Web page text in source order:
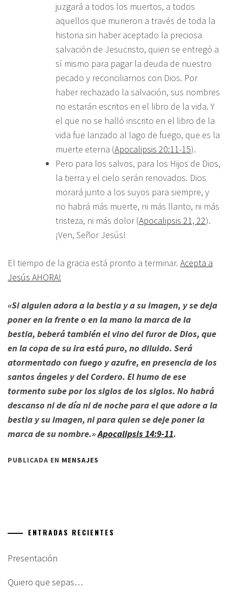
juzgará a todos los muertos, a todos
aquellos que murieron a través de toda la
historia sin haber aceptado la preciosa
salvación de Jesucristo, quien se entregó a
sí mismo para pagar la deuda de nuestro
pecado y reconciliarnos con Dios. Por
haber rechazado la salvación, sus nombres
no estarán escritos en el libro de la vida. Y
el que no se halló inscrito en el libro de la
vida fue lanzado al lago de fuego, que es la
muerte eterna (Apocalipsis 20:11-15).
Pero para los salvos, para los Hijos de Dios,
la tierra y el cielo serán renovados. Dios
morará junto a los suyos para siempre, y
no habrá más muerte, ni más llanto, ni más
tristeza, ni más dolor (Apocalipsis 21, 22).
¡Ven, Señor Jesús!
El tiempo de la gracia está pronto a terminar. Acepta a
Jesús AHORA!
«Si alguien adora a la bestia y a su imagen, y se deja
poner en la frente o en la mano la marca de la
bestia, beberá también el vino del furor de Dios, que
en la copa de su ira está puro, no diluido. Será
atormentado con fuego y azufre, en presencia de los
santos ángeles y del Cordero. El humo de ese
tormento sube por los siglos de los siglos. No habrá
descanso ni de día ni de noche para el que adore a la
bestia y su imagen, ni para quien se deje poner la
marca de su nombre.»Apocalipsis 14:9-11.
PUBLICADA EN MENSAJES
ENTRADAS RECIENTES
Presentación
Quiero que sepas…